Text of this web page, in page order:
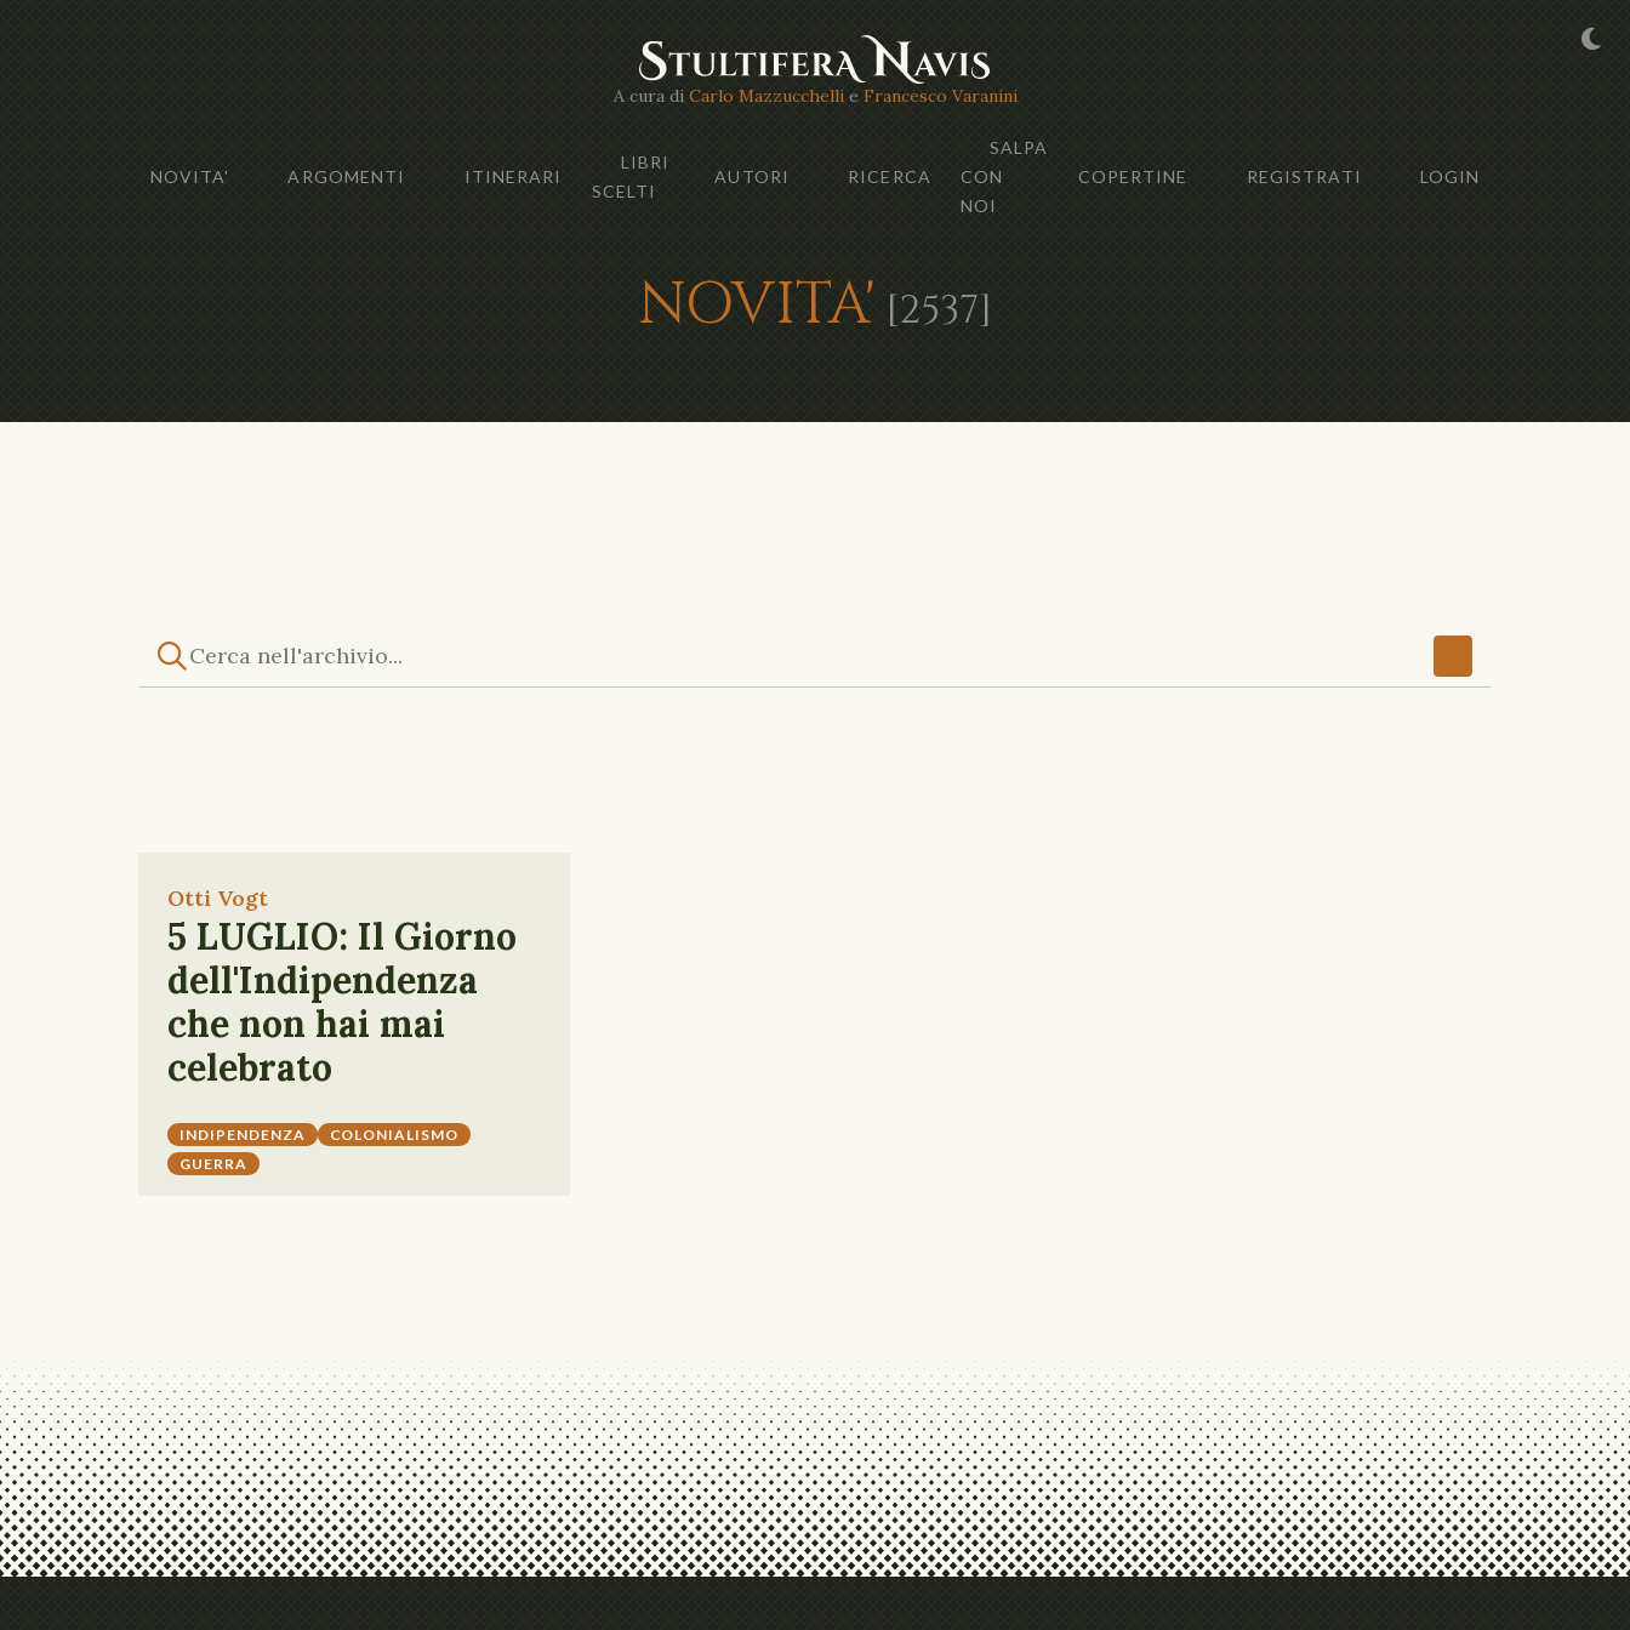
A cura di Carlo Mazzucchellie Francesco Varanini
NOVITA' ARGOMENTI ITINERARI
LIBRI
SCELTI
AUTORI RICERCA
SALPA
CON
NOI
COPERTINE REGISTRATI LOGIN
NOVITA' [2537]
Otti Vogt
5 LUGLIO: Il Giorno
dell'Indipendenza
che non hai mai
celebrato
INDIPENDENZA
COLONIALISMO
GUERRA